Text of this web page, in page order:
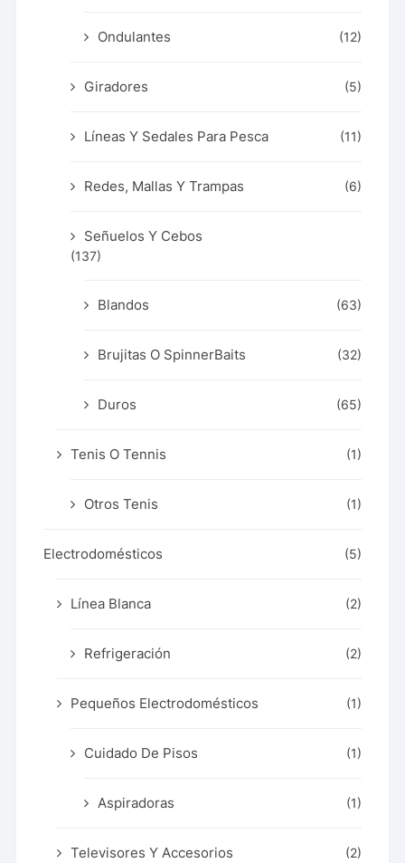
Ondulantes (12)
Giradores (5)
Líneas Y Sedales Para Pesca (11)
Redes, Mallas Y Trampas (6)
Señuelos Y Cebos
(137)
Blandos (63)
Brujitas O SpinnerBaits (32)
Duros (65)
Tenis O Tennis (1)
Otros Tenis (1)
Electrodomésticos (5)
Línea Blanca (2)
Refrigeración (2)
Pequeños Electrodomésticos (1)
Cuidado De Pisos (1)
Aspiradoras (1)
Televisores Y Accesorios (2)